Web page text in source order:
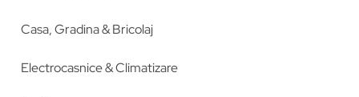
Casa, Gradina & Bricolaj
Electrocasnice & Climatizare